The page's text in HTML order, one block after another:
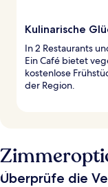
Kulinarische
In 2 Restaurants
Ein Café bietet
kostenlose
der Region.
Überprüfe die